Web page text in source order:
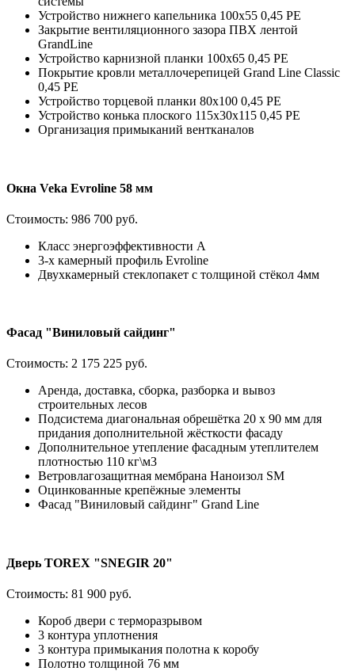
Устройство нижнего капельника 100х55 0,45 PE
Закрытие вентиляционного зазора ПВХ лентой
GrandLine
Устройство карнизной планки 100х65 0,45 PE
Покрытие кровли металлочерепицей Grand Line Classic
0,45 PE
Устройство торцевой планки 80х100 0,45 PE
Устройство конька плоского 115х30х115 0,45 РЕ
Организация примыканий вентканалов
Окна Veka Evroline 58 мм
Стоимость: 986 700 руб.
Класс энергоэффективности А
3-х камерный профиль Evroline
Двухкамерный стеклопакет с толщиной стёкол 4мм
Фасад "Виниловый сайдинг"
Стоимость: 2 175 225 руб.
Аренда, доставка, сборка, разборка и вывоз
строительных лесов
Подсистема диагональная обрешётка 20 х 90 мм для
придания дополнительной жёсткости фасаду
Дополнительное утепление фасадным утеплителем
плотностью 110 кг\м3
Ветровлагозащитная мембрана Наноизол SM
Оцинкованные крепёжные элементы
Фасад "Виниловый сайдинг" Grand Line
Дверь TOREX "SNEGIR 20"
Стоимость: 81 900 руб.
Короб двери с терморазрывом
3 контура уплотнения
3 контура примыкания полотна к коробу
Полотно толщиной 76 мм